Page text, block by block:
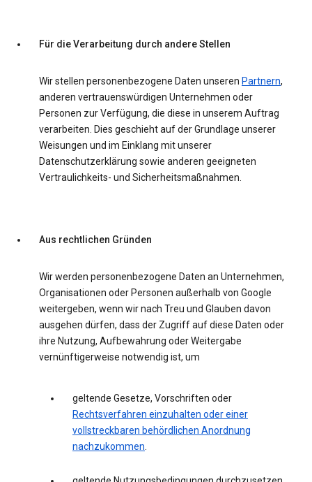
Für die Verarbeitung durch andere Stellen
Wir stellen personenbezogene Daten unseren Partnern,
anderen vertrauenswürdigen Unternehmen oder
Personen zur Verfügung, die diese in unserem Auftrag
verarbeiten. Dies geschieht auf der Grundlage unserer
Weisungen und im Einklang mit unserer
Datenschutzerklärung sowie anderen geeigneten
Vertraulichkeits- und Sicherheitsmaßnahmen.
Aus rechtlichen Gründen
Wir werden personenbezogene Daten an Unternehmen,
Organisationen oder Personen außerhalb von Google
weitergeben, wenn wir nach Treu und Glauben davon
ausgehen dürfen, dass der Zugriff auf diese Daten oder
ihre Nutzung, Aufbewahrung oder Weitergabe
vernünftigerweise notwendig ist, um
geltende Gesetze, Vorschriften oder
Rechtsverfahren einzuhalten oder einer
vollstreckbaren behördlichen Anordnung
nachzukommen.